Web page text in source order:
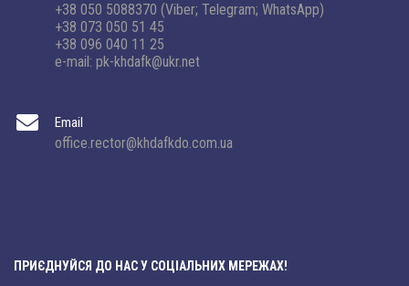
+38 050 5088370 (Viber; Telegram; WhatsApp)
+38 073 050 51 45
+38 096 040 11 25
e-mail: pk-khdafk@ukr.net
Email
office.rector@khdafkdo.com.ua
ПРИЄДНУЙСЯ ДО НАС У СОЦІАЛЬНИХ МЕРЕЖАХ!